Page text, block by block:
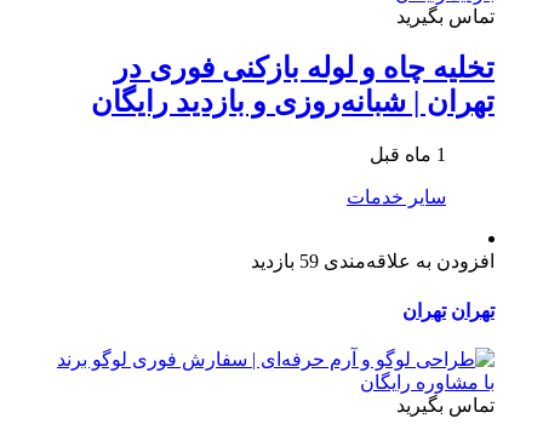
تماس بگیرید
تخلیه چاه و لوله بازکنی فوری در
تهران | شبانه‌روزی و بازدید رایگان
1 ماه قبل
سایر خدمات
افزودن به علاقه‌مندی 59 بازدید
تهران تهران
تماس بگیرید